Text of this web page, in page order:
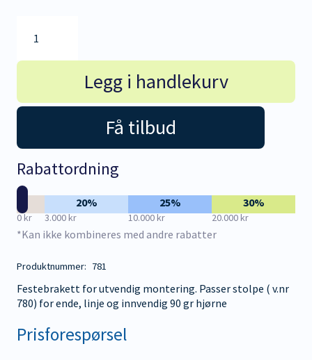
linje
antall
Legg i handlekurv
Få tilbud
Rabattordning
0 kr
20%
3.000 kr
25%
10.000 kr
30%
20.000 kr
*Kan ikke kombineres med andre rabatter
Produktnummer: 781
Festebrakett for utvendig montering. Passer stolpe ( v.nr
780) for ende, linje og innvendig 90 gr hjørne
Prisforespørsel